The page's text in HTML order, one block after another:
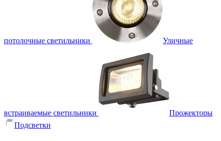
потолочные светильники Уличные
встраиваемые светильники
Прожекторы
Подсветки